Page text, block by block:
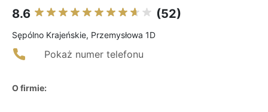
8.6 (52)
Sępólno Krajeńskie, Przemysłowa 1D
Pokaż numer telefonu
O firmie: